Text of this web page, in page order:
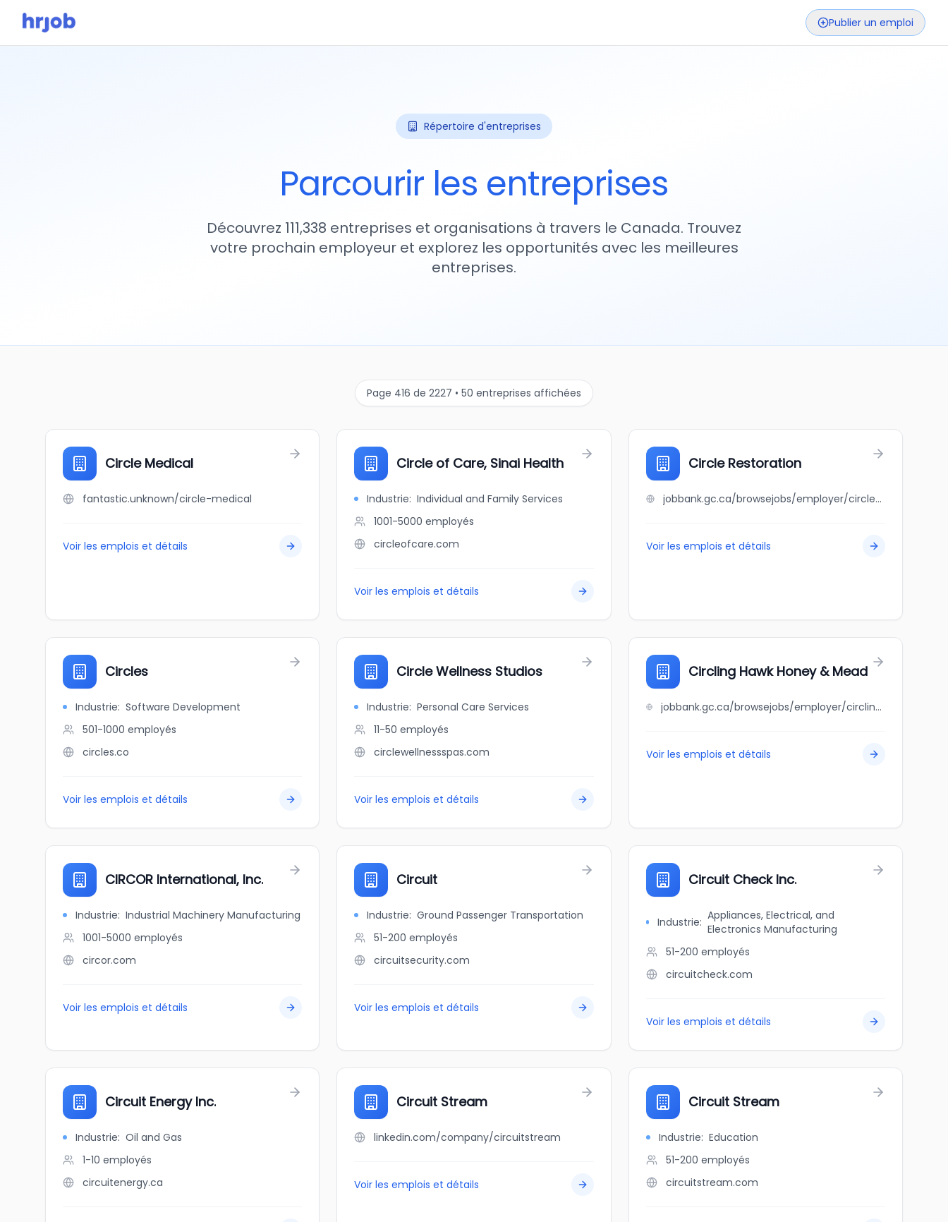
Publier un emploi
Répertoire d'entreprises
Parcourir les entreprises
Découvrez 111,338 entreprises et organisations à travers le Canada. Trouvez
votre prochain employeur et explorez les opportunités avec les meilleures
entreprises.
Page 416 de 2227 • 50 entreprises affichées
Circle Medical
fantastic.unknown/circle-medical
Voir les emplois et détails
Circle of Care, Sinai Health
Industrie: Individual and Family Services
1001-5000 employés
circleofcare.com
Voir les emplois et détails
Circle Restoration
jobbank.gc.ca/browsejobs/employer/circle+restoration/ca
Voir les emplois et détails
Circles
Industrie: Software Development
501-1000 employés
circles.co
Voir les emplois et détails
Circle Wellness Studios
Industrie: Personal Care Services
11-50 employés
circlewellnessspas.com
Voir les emplois et détails
Circling Hawk Honey & Mead
jobbank.gc.ca/browsejobs/employer/circling+hawk+honey+%26+mead/ca
Voir les emplois et détails
CIRCOR International, Inc.
Industrie: Industrial Machinery Manufacturing
1001-5000 employés
circor.com
Voir les emplois et détails
Circuit
Industrie: Ground Passenger Transportation
51-200 employés
circuitsecurity.com
Voir les emplois et détails
Circuit Check Inc.
Industrie: Appliances, Electrical, and
Electronics Manufacturing
51-200 employés
circuitcheck.com
Voir les emplois et détails
Circuit Energy Inc.
Industrie: Oil and Gas
1-10 employés
circuitenergy.ca
Circuit Stream
linkedin.com/company/circuitstream
Voir les emplois et détails
Circuit Stream
Industrie: Education
51-200 employés
circuitstream.com